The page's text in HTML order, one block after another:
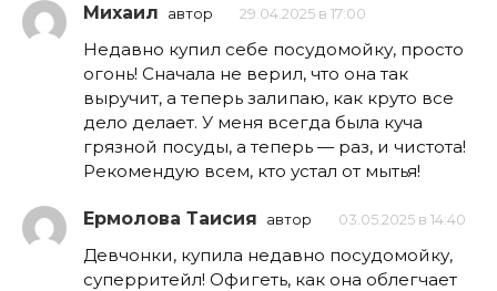
Михаил автор 29.04.2025 в 17:00
Недавно купил себе посудомойку, просто
огонь! Сначала не верил, что она так
выручит, а теперь залипаю, как круто все
дело делает. У меня всегда была куча
грязной посуды, а теперь — раз, и чистота!
Рекомендую всем, кто устал от мытья!
Ермолова Таисия автор 03.05.2025 в 14:40
Девчонки, купила недавно посудомойку,
суперритейл! Офигеть, как она облегчает